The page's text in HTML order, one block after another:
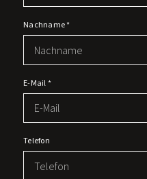
Nachname*
E-Mail *
Telefon